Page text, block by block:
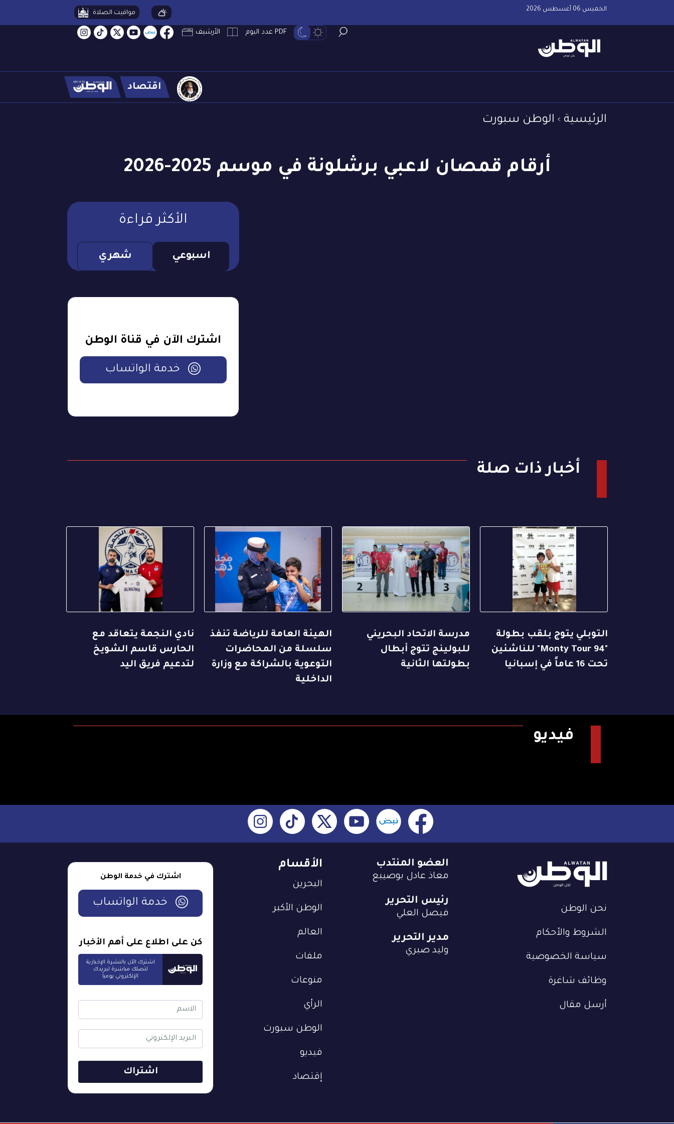
الخميس 06 أغسطس 2026 مواقيت الصلاة
PDF عدد اليوم الأرشيف
اقتصاد
الرئيسية الوطن سبورت
أرقام قمصان لاعبي برشلونة في موسم 2025-2026
الأكثر قراءة
اسبوعي شهري
اشترك الآن في قناة الوطن
خدمة الواتساب
أخبار ذات صلة
التوبلي يتوج بلقب بطولة
"94 Monty Tour" للناشئين
تحت 16 عاماً في إسبانيا
مدرسة الاتحاد البحريني
للبولينج تتوج أبطال
بطولتها الثانية
الهيئة العامة للرياضة تنفذ
سلسلة من المحاضرات
التوعوية بالشراكة مع وزارة
الداخلية
نادي النجمة يتعاقد مع
الحارس قاسم الشويخ
لتدعيم فريق اليد
فيديو
نحن الوطن
الشروط والأحكام
سياسة الخصوصية
وظائف شاغرة
أرسل مقال
الأقسام
البحرين
الوطن الأكبر
العالم
ملفات
منوعات
الرأي
الوطن سبورت
فيديو
إقتصاد
العضو المنتدب
معاذ عادل بوصيبع
رئيس التحرير
فيصل العلي
مدير التحرير
وليد صبري
اشترك في خدمة الوطن
خدمة الواتساب
كن على اطلاع على أهم الأخبار
اشترك الآن بالنشرة الإخبارية
لتصلك مباشرة لبريدك
الإلكتروني يومياً
اشتراك